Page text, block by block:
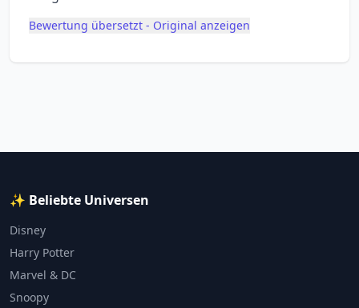
Bewertung übersetzt - Original anzeigen
✨ Beliebte Universen
Disney
Harry Potter
Marvel & DC
Snoopy